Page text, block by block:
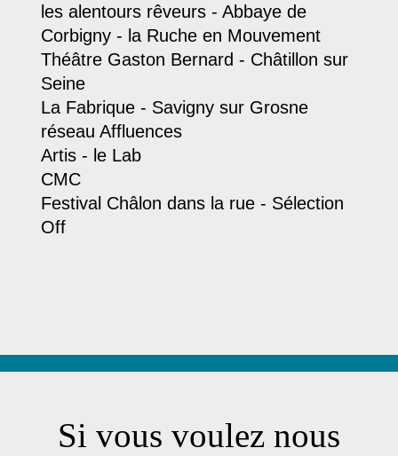
les alentours rêveurs - Abbaye de
Corbigny - la Ruche en Mouvement
Théâtre Gaston Bernard - Châtillon sur
Seine
La Fabrique - Savigny sur Grosne
réseau Affluences
Artis - le Lab
CMC
Festival Châlon dans la rue - Sélection
Off
Si vous voulez nous